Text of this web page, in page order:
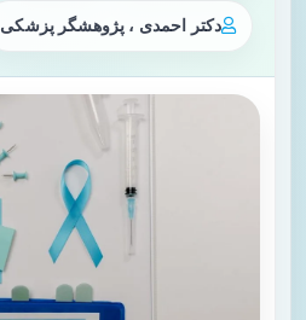
دکتر احمدی ، پژوهشگر پزشکی